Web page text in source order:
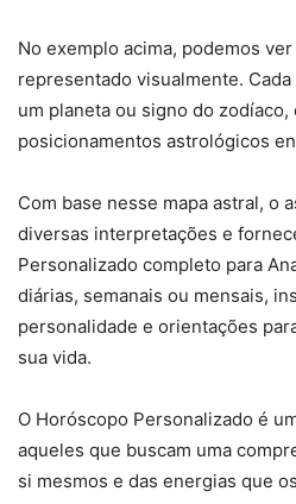
No exemplo acima, podemos
representado visualmente.
um planeta ou signo do
posicionamentos astrológicos
Com base nesse mapa astral, o
diversas interpretações e
Personalizado completo para
diárias, semanais ou mensais,
personalidade e orientações
sua vida.
O Horóscopo Personalizado é
aqueles que buscam uma
si mesmos e das energias que